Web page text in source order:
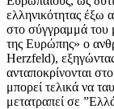
ελληνικότητας έξω
στο σύγγραμμά του
της Ευρώπης» ο
Herzfeld),
ανταποκρίνονται
μπορεί τελικά να
μετατραπεί σε